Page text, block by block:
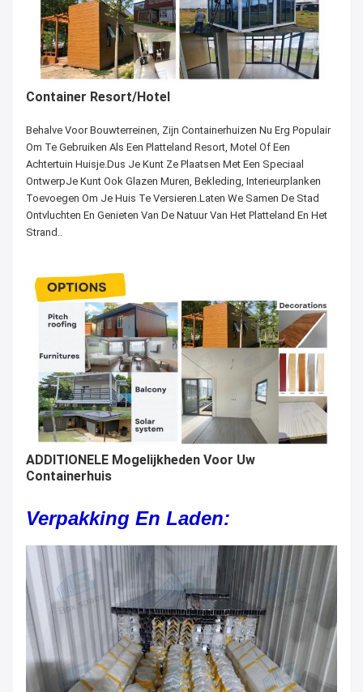
Container Resort/Hotel
Behalve Voor Bouwterreinen, Zijn Containerhuizen Nu Erg Populair
Om Te Gebruiken Als Een Platteland Resort, Motel Of Een
Achtertuin Huisje.Dus Je Kunt Ze Plaatsen Met Een Speciaal
OntwerpJe Kunt Ook Glazen Muren, Bekleding, Interieurplanken
Toevoegen Om Je Huis Te Versieren.Laten We Samen De Stad
Ontvluchten En Genieten Van De Natuur Van Het Platteland En Het
Strand..
ADDITIONELE Mogelijkheden Voor Uw
Containerhuis
Verpakking En Laden: